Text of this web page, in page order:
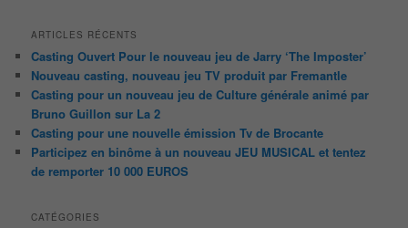
ARTICLES RÉCENTS
Casting Ouvert Pour le nouveau jeu de Jarry ‘The Imposter’
Nouveau casting, nouveau jeu TV produit par Fremantle
Casting pour un nouveau jeu de Culture générale animé par
Bruno Guillon sur La 2
Casting pour une nouvelle émission Tv de Brocante
Participez en binôme à un nouveau JEU MUSICAL et tentez
de remporter 10 000 EUROS
CATÉGORIES